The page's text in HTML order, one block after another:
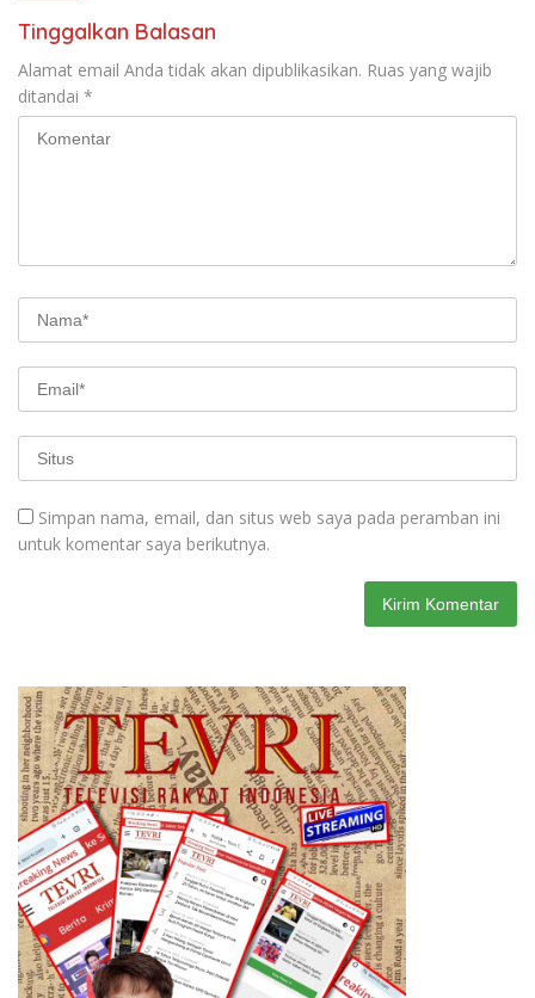
Tinggalkan Balasan
Alamat email Anda tidak akan dipublikasikan. Ruas yang wajib
ditandai *
Simpan nama, email, dan situs web saya pada peramban ini
untuk komentar saya berikutnya.